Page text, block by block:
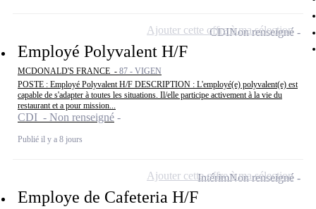
Employé Polyvalent H/F
MCDONALD'S FRANCE - 87 - VIGEN
POSTE : Employé Polyvalent H/F DESCRIPTION : L'employé(e) polyvalent(e) est
capable de s'adapter à toutes les situations. Il/elle participe activement à la vie du
restaurant et a pour mission...
CDI - Non renseigné
Publié il y a 8 jours
CDINon renseigné
Ajouter cette offre à ma sélection
Employe de Cafeteria H/F
IntérimNon renseigné
Ajouter cette offre à ma sélection